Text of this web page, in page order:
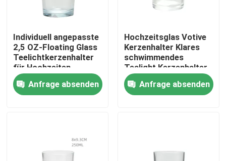
Zu Hause
Individuell angepasste
2,5 OZ-Floating Glass
Teelichtkerzenhalter
für Hochzeiten
Anfrage absenden
Hochzeitsglas Votive
Kerzenhalter Klares
schwimmendes
Tealight Kerzenhalter
Anfrage absenden